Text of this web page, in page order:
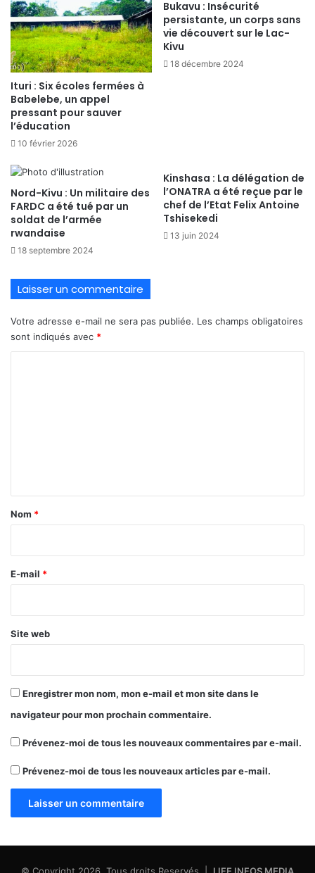
Ituri : Six écoles fermées à
Babelebe, un appel
pressant pour sauver
l’éducation
10 février 2026
Bukavu : Insécurité
persistante, un corps sans
vie découvert sur le Lac-
Kivu
18 décembre 2024
Nord-Kivu : Un militaire des
FARDC a été tué par un
soldat de l’armée
rwandaise
18 septembre 2024
Kinshasa : La délégation de
l’ONATRA a été reçue par le
chef de l’Etat Felix Antoine
Tshisekedi
13 juin 2024
Laisser un commentaire
Votre adresse e-mail ne sera pas publiée. Les champs obligatoires
sont indiqués avec *
a
e
Nom *
E-mail *
Site web
Enregistrer mon nom, mon e-mail et mon site dans le
navigateur pour mon prochain commentaire.
Prévenez-moi de tous les nouveaux commentaires par e-mail.
Prévenez-moi de tous les nouveaux articles par e-mail.